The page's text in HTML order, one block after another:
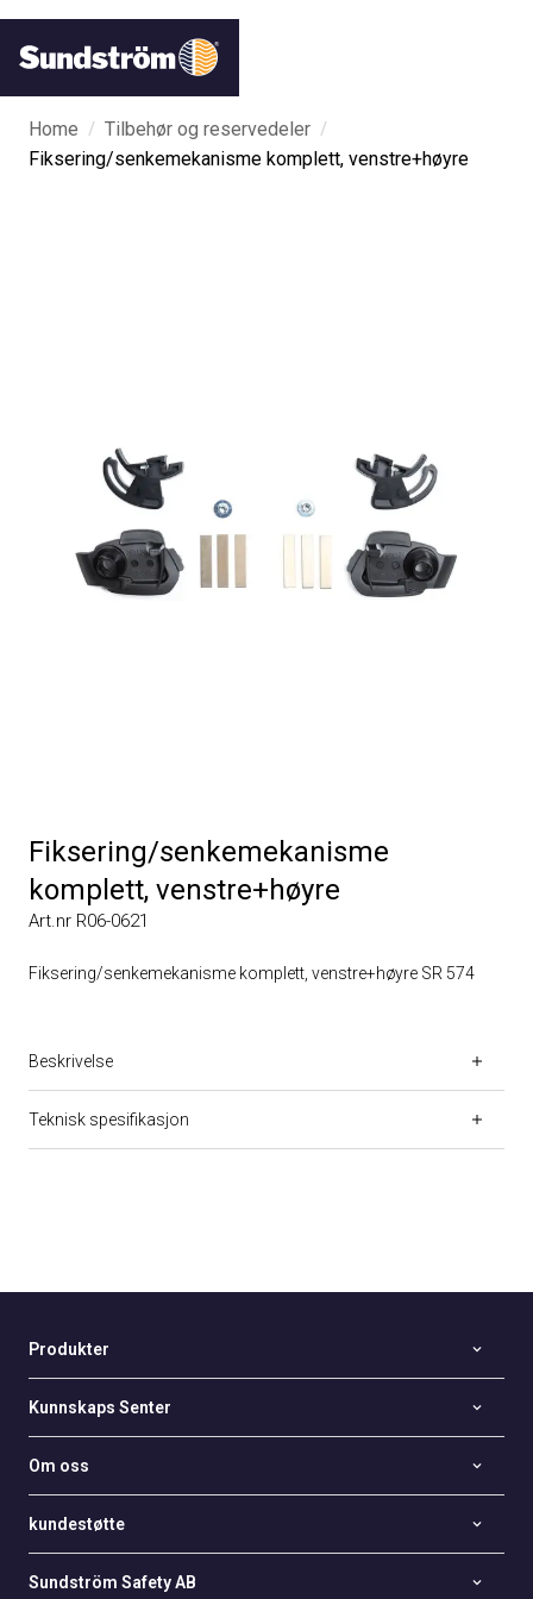
Home / Tilbehør og reservedeler /
Fiksering/senkemekanisme komplett, venstre+høyre
Fiksering/senkemekanisme
komplett, venstre+høyre
Art.nr R06-0621
Fiksering/senkemekanisme komplett, venstre+høyre SR 574
Beskrivelse
Teknisk spesifikasjon
Produkter
Kunnskaps Senter
Om oss
kundestøtte
Sundström Safety AB